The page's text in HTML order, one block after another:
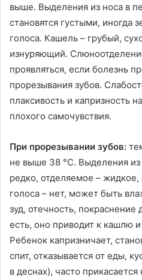
выше. Выделения из носа в
становятся густыми, иногда
голоса. Кашель – грубый,
изнуряющий.
проявляться, если болезнь
прорезывания зубов.
плаксивость и капризность
плохого самочувствия.
При прорезывании зубов:
не выше 38 °C. Выделения из
редко, отделяемое –
голоса – нет, может быть
зуд, отечность,
есть, оно приводит к кашлю и
Ребенок капризничает,
спит, отказывается от еды,
в деснах), часто